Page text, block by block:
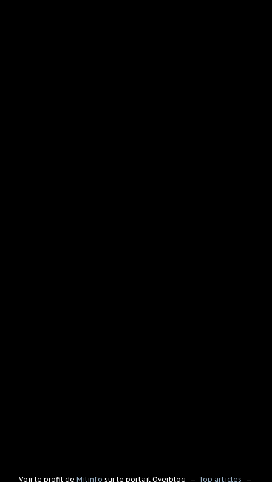
Voir le profil deMilinfo sur le portail Overblog
Top articles